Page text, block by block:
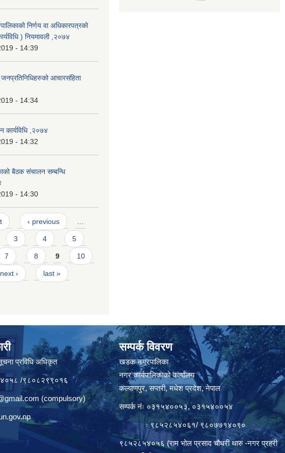
निर्णय वा अधिकारपत्रको
) नियमावली ,२०७४
- 14:39
आचारसंहिता
- 14:34
कार्यविधि ,२०७४
- 14:32
बैठक संचालन सम्बन्धि
- 14:30
‹ previous …
3 4 5
7 8 9 10
next › last »
प्रविधि अधिकृत
/९८०८२९९०१६
(compulsory)
सम्पर्क विवरण
खडक नगरपालिका
नगर कार्यपालिकाको कार्यालय
कल्याणपुर, सप्तरी, मधेश प्रदेश, नेपाल
सम्पर्क नंः ०३१५४००५३, ०३१५४००५४
ः ९८५२८५४०६१/ ९८०७७१४०९०
९८५२८५४०५६ (राम भोल प्रसाद चौधरी थारु -नगर प्रहरी